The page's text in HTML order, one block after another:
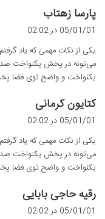
پارسا زهتاب
ف
:
05/01/01 در 02:02
یکی از نکات مهمی که یاد
می‌تونه در پخش یکنواخت صدا
یکنواخت و واضح توی فضا
کتایون کرمانی
ف
:
05/01/01 در 02:02
یکی از نکات مهمی که یاد
می‌تونه در پخش یکنواخت صدا
یکنواخت و واضح توی فضا
رقیه حاجی بابایی
05/01/01 در 02:02